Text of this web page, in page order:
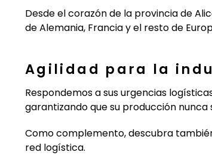
Desde el corazón de la provincia de
de Alemania, Francia y el resto de
Agilidad para la
Respondemos a sus urgencias
garantizando que su producción
Como complemento, descubra
red logística.